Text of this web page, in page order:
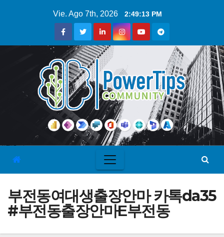
Vie. Ago 7th, 2026 2:49:13 PM
부전동여대생출장안마 카톡da35
#부전동출장안마Ε부전동